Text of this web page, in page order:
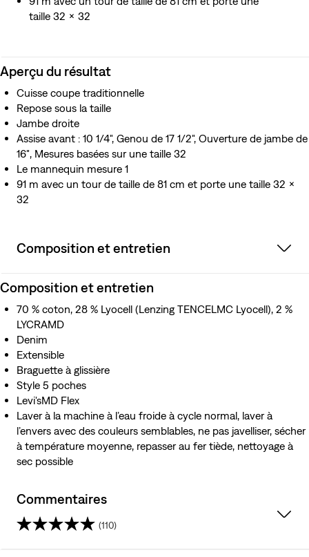
taille 32 x 32
Aperçu du résultat
Cuisse coupe traditionnelle
Repose sous la taille
Jambe droite
Assise avant : 10 1/4", Genou de 17 1/2", Ouverture de jambe de
16″, Mesures basées sur une taille 32
Le mannequin mesure 1
91 m avec un tour de taille de 81 cm et porte une taille 32 x
32
Composition et entretien
Composition et entretien
70 % coton, 28 % Lyocell (Lenzing TENCELMC Lyocell), 2 %
LYCRAMD
Denim
Extensible
Braguette à glissière
Style 5 poches
Levi'sMD Flex
Laver à la machine à l’eau froide à cycle normal, laver à
l’envers avec des couleurs semblables, ne pas javelliser, sécher
à température moyenne, repasser au fer tiède, nettoyage à
sec possible
Commentaires
(110)